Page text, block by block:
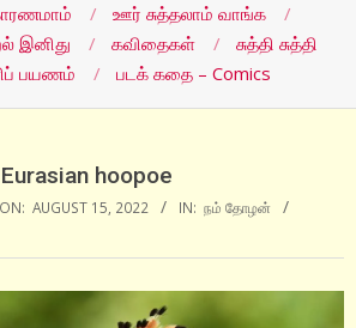
ஊர் சுத்தலாம் வாங்க
இனிது கவிதைகள்
சுத்தி சுத்தி
பயணம் படக் கதை – Comics
hoopoe
ON: AUGUST 15, 2022 IN: நம் தோழன்